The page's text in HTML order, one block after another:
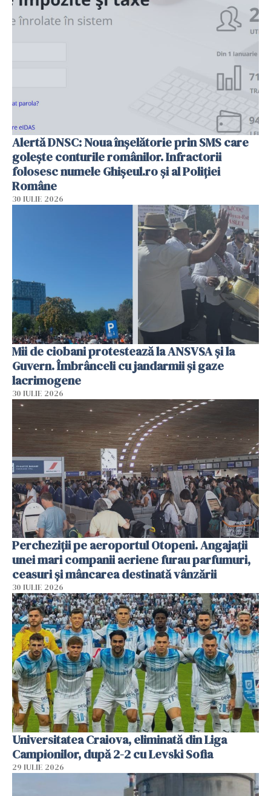
Alertă DNSC: Noua înșelătorie prin SMS care
golește conturile românilor. Infractorii
folosesc numele Ghișeul.ro și al Poliției
Române
30 IULIE 2026
Mii de ciobani protestează la ANSVSA și la
Guvern. Îmbrânceli cu jandarmii și gaze
lacrimogene
30 IULIE 2026
Percheziții pe aeroportul Otopeni. Angajații
unei mari companii aeriene furau parfumuri,
ceasuri și mâncarea destinată vânzării
30 IULIE 2026
Universitatea Craiova, eliminată din Liga
Campionilor, după 2-2 cu Levski Sofia
29 IULIE 2026